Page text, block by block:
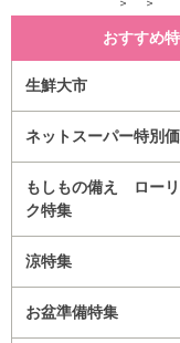
おすすめ
生鮮大市
ネットスーパー特別
もしもの備え ロー
ク特集
涼特集
お盆準備特集